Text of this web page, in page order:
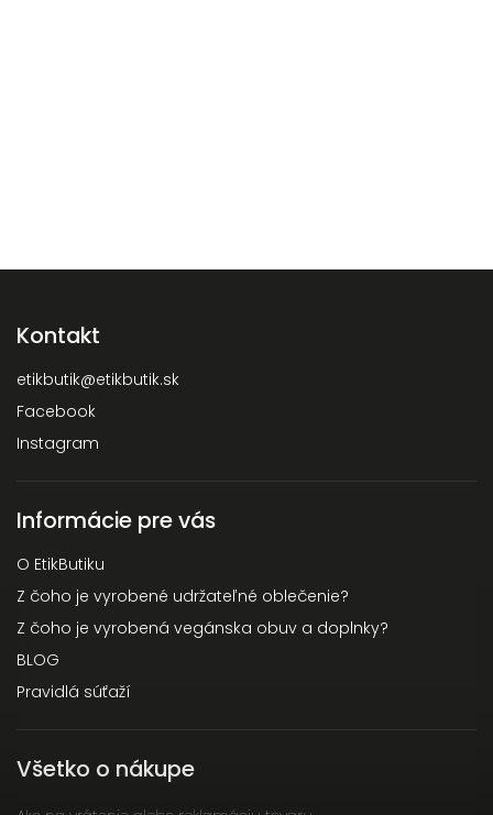
Kontakt
etikbutik@etikbutik.sk
Facebook
Instagram
Informácie pre vás
O EtikButiku
Z čoho je vyrobené udržateľné oblečenie?
Z čoho je vyrobená vegánska obuv a doplnky?
BLOG
Pravidlá súťaží
Všetko o nákupe